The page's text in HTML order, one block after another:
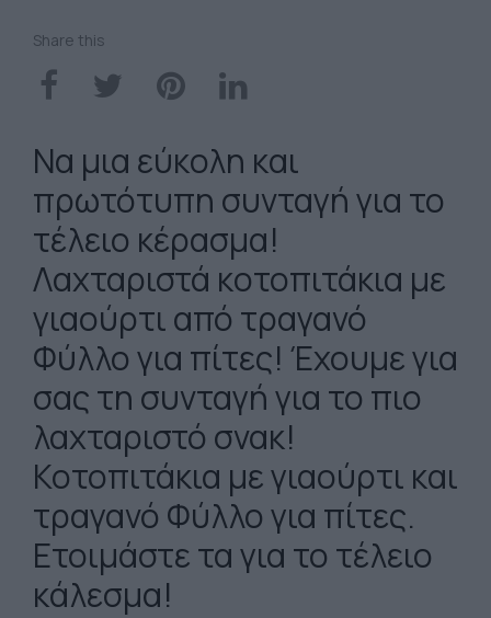
Share this
Να μια εύκολη και
πρωτότυπη συνταγή για το
τέλειο κέρασμα!
Λαχταριστά κοτοπιτάκια με
γιαούρτι από τραγανό
Φύλλο για πίτες! Έχουμε για
σας τη συνταγή για το πιο
λαχταριστό σνακ!
Κοτοπιτάκια με γιαούρτι και
τραγανό Φύλλο για πίτες.
Ετοιμάστε τα για το τέλειο
κάλεσμα!